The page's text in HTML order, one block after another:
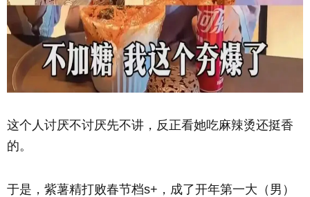
这个人讨厌不讨厌先不讲，反正看她吃麻辣烫还挺香
的。
于是，紫薯精打败春节档s+，成了开年第一大（男）